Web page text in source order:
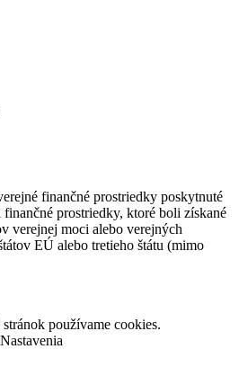
finančné prostriedky poskytnuté
prostriedky, ktoré boli získané
verejnej moci alebo verejných
EÚ alebo tretieho štátu (mimo
používame cookies.
Nastavenia